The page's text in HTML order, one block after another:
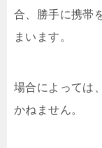
合、勝手に携帯
まいます。
場合によっては
かねません。